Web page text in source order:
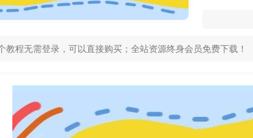
教程无需登录，可以直接购买；全站资源终身会员免费下载！